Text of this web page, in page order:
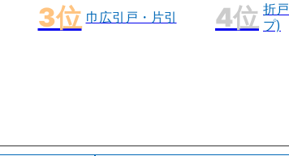
巾広引戸・片引
折
プ)